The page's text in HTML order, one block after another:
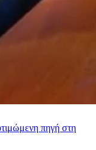
πηγή στη